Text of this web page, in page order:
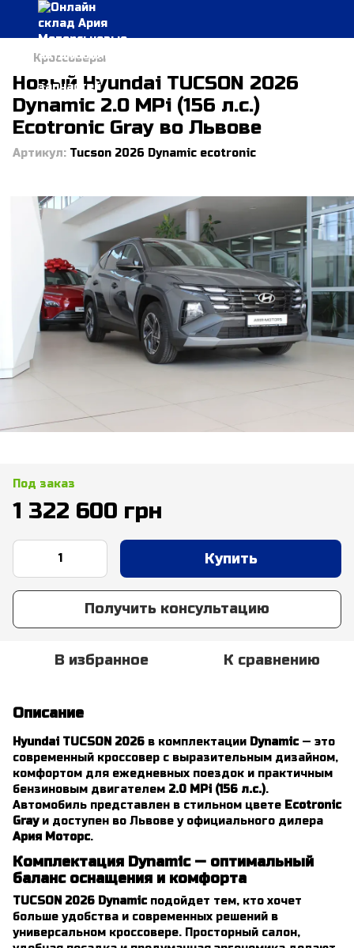
Кроссоверы
Новый Hyundai TUCSON 2026
Dynamic 2.0 MPi (156 л.с.)
Ecotronic Gray во Львове
Артикул: Tucson 2026 Dynamic ecotronic
Под заказ
1 322 600 грн
Купить
Получить консультацию
В избранное К сравнению
Описание
Hyundai TUCSON 2026 в комплектации Dynamic — это
современный кроссовер с выразительным дизайном,
комфортом для ежедневных поездок и практичным
бензиновым двигателем 2.0 MPi (156 л.с.).
Автомобиль представлен в стильном цвете Ecotronic
Grayи доступен во Львове у официального дилера
Ария Моторс.
Комплектация Dynamic — оптимальный
баланс оснащения и комфорта
TUCSON 2026 Dynamic подойдет тем, кто хочет
больше удобства и современных решений в
универсальном кроссовере. Просторный салон,